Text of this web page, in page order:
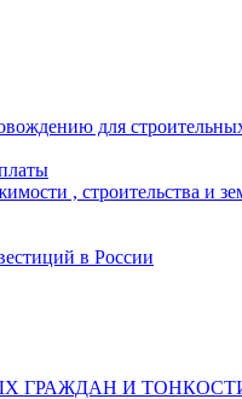
для
, строительства и
в России
ГРАЖДАН И